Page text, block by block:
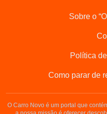
Sobre o
Política
Como parar de
O Carro Novo é um portal que